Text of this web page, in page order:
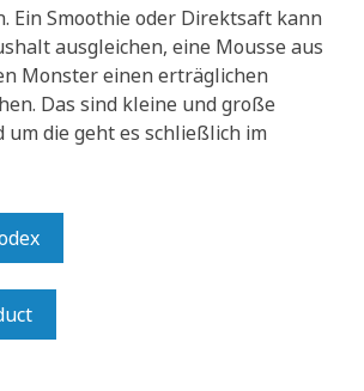
Ein Smoothie oder Direktsaft kann
ausgleichen, eine Mousse aus
Monster einen erträglichen
Das sind kleine und große
um die geht es schließlich im